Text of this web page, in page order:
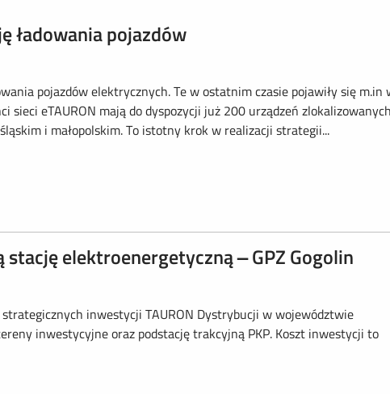
ładowania pojazdów
pojazdów elektrycznych. Te w ostatnim czasie pojawiły się m.in
sieci eTAURON mają do dyspozycji już 200 urządzeń
i małopolskim. To istotny krok w realizacji strategii...
stację elektroenergetyczną – GPZ Gogolin
inwestycji TAURON Dystrybucji w województwie
inwestycyjne oraz podstację trakcyjną PKP. Koszt inwestycji to